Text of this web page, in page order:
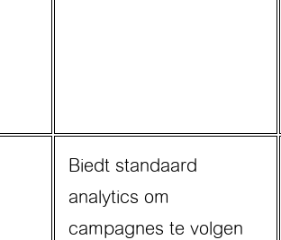
Biedt standaard
analytics om
campagnes te volgen